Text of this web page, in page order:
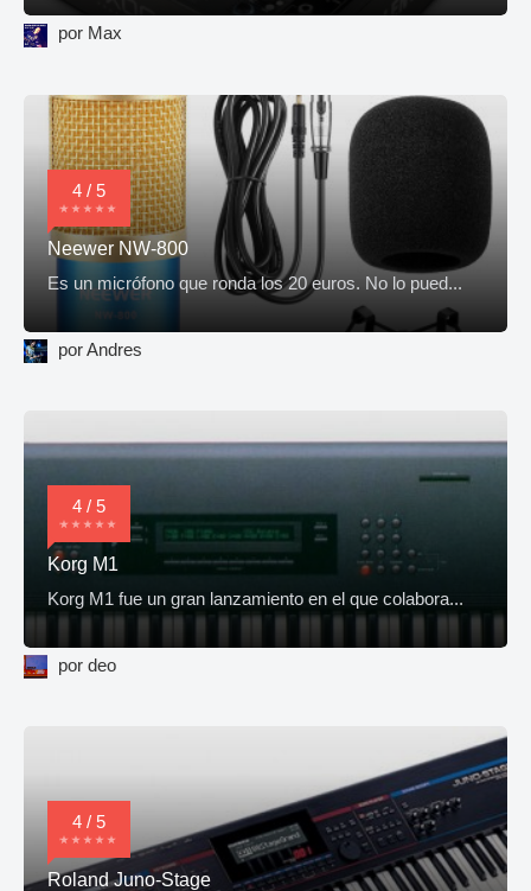
por Max
4 / 5
Neewer NW-800
Es un micrófono que ronda los 20 euros. No lo pued...
por Andres
4 / 5
Korg M1
Korg M1 fue un gran lanzamiento en el que colabora...
por deo
4 / 5
Roland Juno-Stage